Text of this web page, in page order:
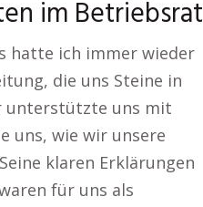
im Betriebsrat
hatte ich immer wieder
die uns Steine in
unterstützte uns mit
uns, wie wir unsere
klaren Erklärungen
für uns als